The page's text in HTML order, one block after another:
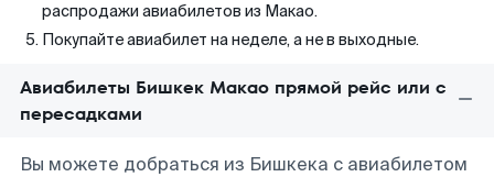
распродажи авиабилетов из Макао.
Покупайте авиабилет на неделе, а не в выходные.
Авиабилеты Бишкек Макао прямой рейс или с
пересадками
Вы можете добраться из Бишкека с авиабилетом